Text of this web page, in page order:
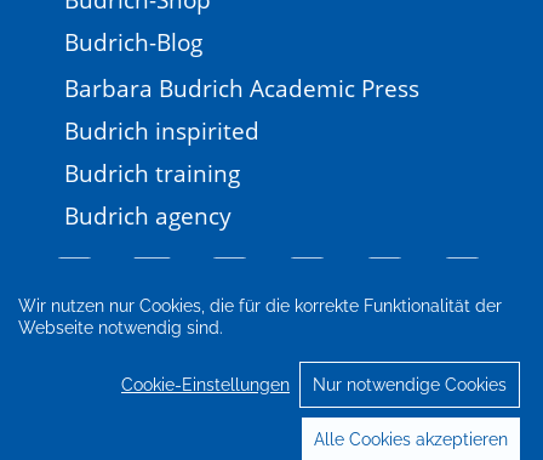
Wir nutzen nur Cookies, die für die korrekte Funktionalität der
Webseite notwendig sind.
Cookie-Einstellungen Nur notwendige Cookies
Alle Cookies akzeptieren
Budrich-Blog
Barbara Budrich Academic Press
Budrich inspirited
Budrich training
Budrich agency
Impressum
Datenschutz
Cookie-Einstellungen
© 2026 Verlag Barbara Budrich